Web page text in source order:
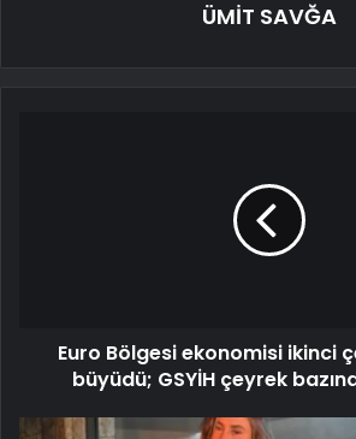
ÜMİT SAVĞA
Euro Bölgesi ekonomisi ikinci
büyüdü; GSYİH çeyrek